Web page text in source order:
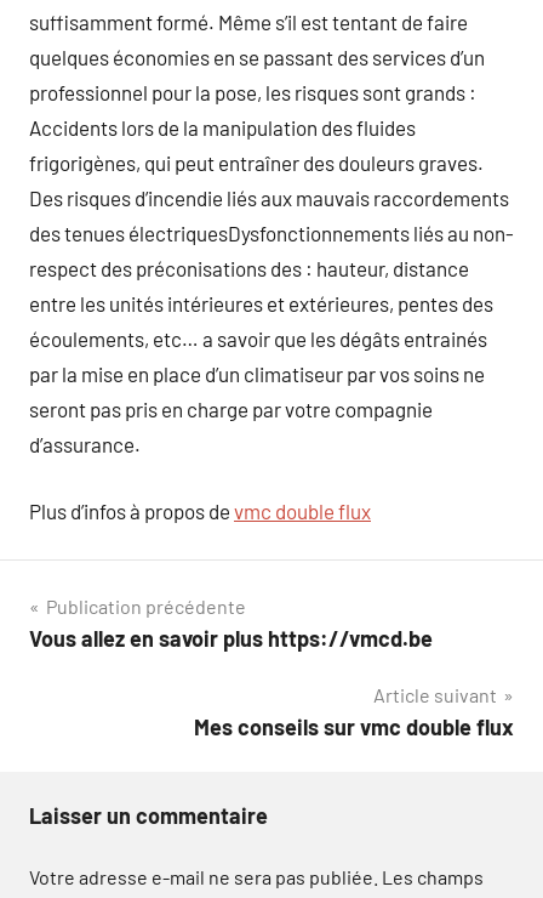
suffisamment formé. Même s’il est tentant de faire
quelques économies en se passant des services d’un
professionnel pour la pose, les risques sont grands :
Accidents lors de la manipulation des fluides
frigorigènes, qui peut entraîner des douleurs graves.
Des risques d’incendie liés aux mauvais raccordements
des tenues électriquesDysfonctionnements liés au non-
respect des préconisations des : hauteur, distance
entre les unités intérieures et extérieures, pentes des
écoulements, etc… a savoir que les dégâts entrainés
par la mise en place d’un climatiseur par vos soins ne
seront pas pris en charge par votre compagnie
d’assurance.
Plus d’infos à propos de vmc double flux
Navigation
de
Publication précédente
Vous allez en savoir plus https://vmcd.be
Article suivant
Mes conseils sur vmc double flux
Laisser un commentaire
Votre adresse e-mail ne sera pas publiée. Les champs